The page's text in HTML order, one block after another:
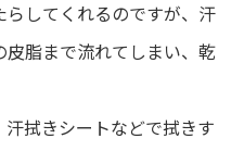
してくれるのですが、汗
脂まで流れてしまい、乾
拭きシートなどで拭きす